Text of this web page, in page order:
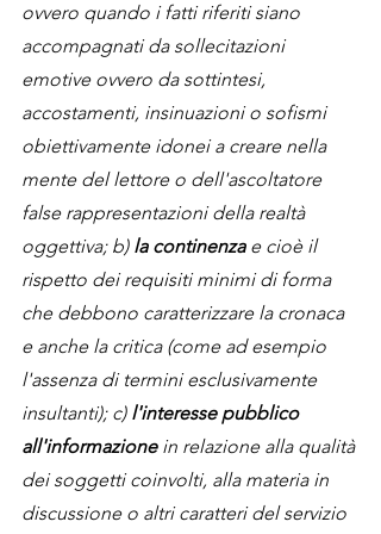
ovvero quando i fatti riferiti siano
accompagnati da sollecitazioni
emotive ovvero da sottintesi,
accostamenti, insinuazioni o sofismi
obiettivamente idonei a creare nella
mente del lettore o dell'ascoltatore
false rappresentazioni della realtà
oggettiva; b) la continenza e cioè il
rispetto dei requisiti minimi di forma
che debbono caratterizzare la cronaca
e anche la critica (come ad esempio
l'assenza di termini esclusivamente
insultanti); c) l'interesse pubblico
all'informazione in relazione alla qualità
dei soggetti coinvolti, alla materia in
discussione o altri caratteri del servizio